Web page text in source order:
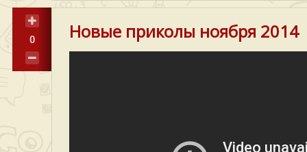
0 Новые приколы ноября 2014